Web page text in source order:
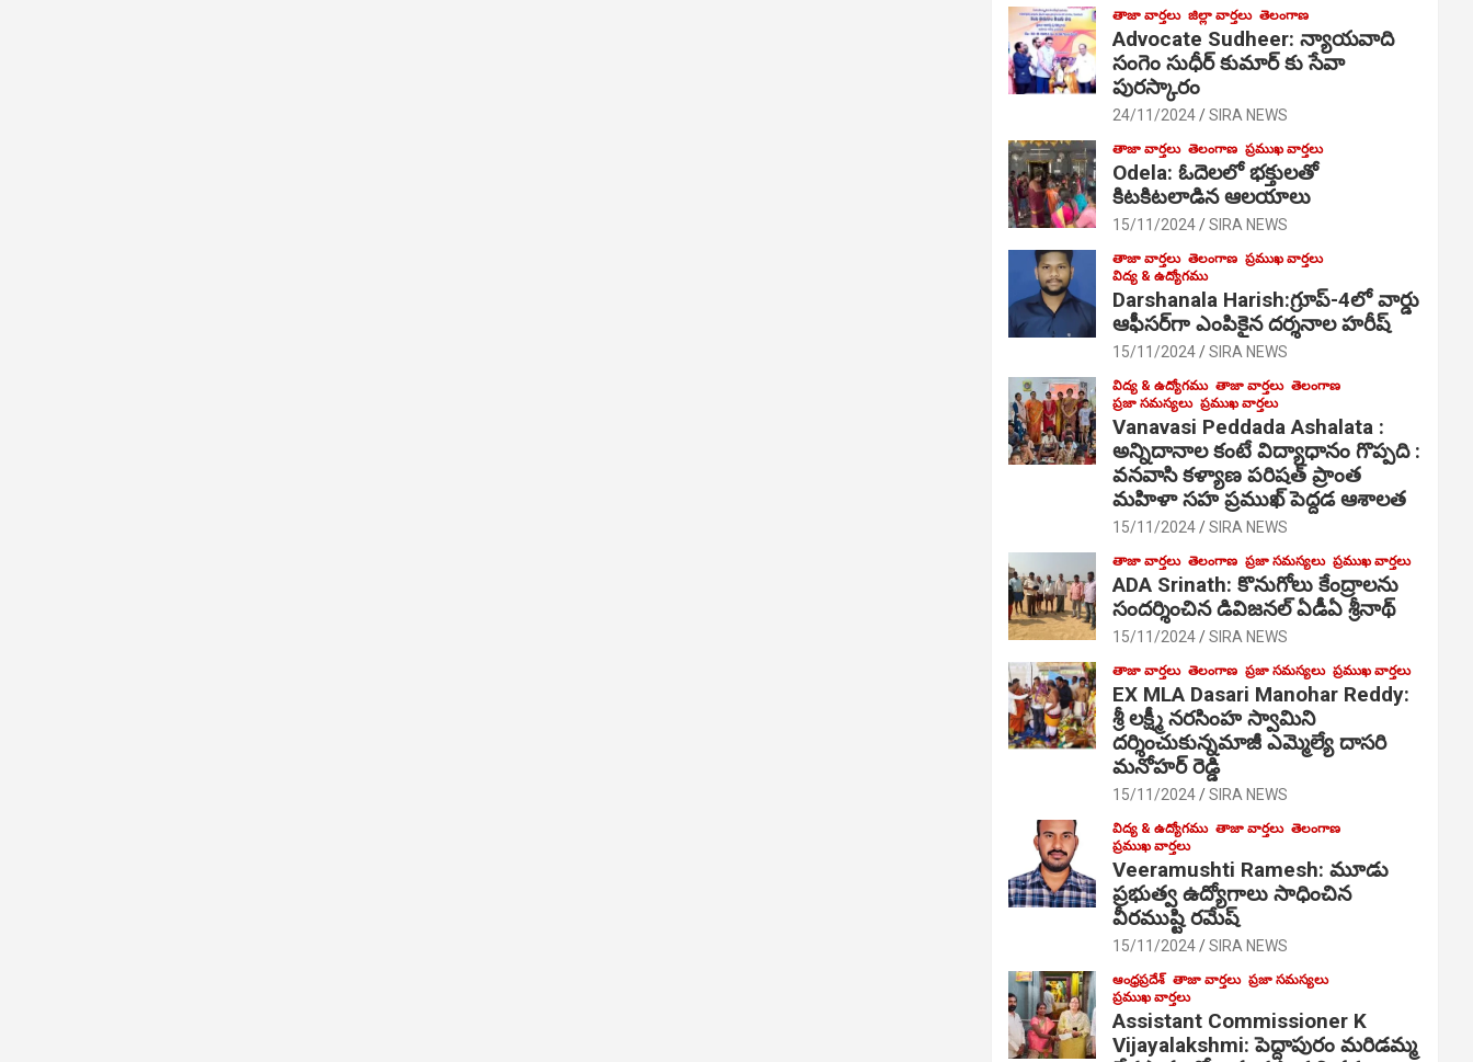
తాజా వార్తలు జిల్లా వార్తలు తెలంగాణ
Advocate Sudheer: న్యాయవాది
సంగెం సుధీర్ కుమార్ కు సేవా
పురస్కారం
24/11/2024 SIRA NEWS
తాజా వార్తలు తెలంగాణ ప్రముఖ వార్తలు
Odela: ఓదెల‌లో భక్తులతో
కిటకిటలాడిన ఆల‌యాలు
15/11/2024 SIRA NEWS
తాజా వార్తలు తెలంగాణ ప్రముఖ వార్తలు
విద్య & ఉద్యోగము
Darshanala Harish:గ్రూప్-4లో వార్డు
ఆఫీసర్‌గా ఎంపికైన దర్శనాల హరీష్
15/11/2024 SIRA NEWS
విద్య & ఉద్యోగము తాజా వార్తలు తెలంగాణ
ప్రజా సమస్యలు ప్రముఖ వార్తలు
Vanavasi Peddada Ashalata :
అన్నిదానాల కంటే విద్యాధానం గొప్పది :
వనవాసి కళ్యాణ పరిషత్ ప్రాంత
మహిళా సహ ప్రముఖ్ పెద్దడ ఆశాలత
15/11/2024 SIRA NEWS
తాజా వార్తలు తెలంగాణ ప్రజా సమస్యలు ప్రముఖ వార్తలు
ADA Srinath: కొనుగోలు కేంద్రాల‌ను
సంద‌ర్శించిన డివిజనల్ ఏడీఏ శ్రీనాథ్
15/11/2024 SIRA NEWS
తాజా వార్తలు తెలంగాణ ప్రజా సమస్యలు ప్రముఖ వార్తలు
EX MLA Dasari Manohar Reddy:
శ్రీ లక్ష్మీ నరసింహ స్వామిని
దర్శించుకున్నమాజీ ఎమ్మెల్యే దాసరి
మనోహర్ రెడ్డి
15/11/2024 SIRA NEWS
విద్య & ఉద్యోగము తాజా వార్తలు తెలంగాణ
ప్రముఖ వార్తలు
Veeramushti Ramesh: మూడు
ప్రభుత్వ ఉద్యోగాలు సాధించిన
వీరముష్టి రమేష్
15/11/2024 SIRA NEWS
ఆంధ్రప్రదేశ్ తాజా వార్తలు ప్రజా సమస్యలు
ప్రముఖ వార్తలు
Assistant Commissioner K
Vijayalakshmi: పెద్దాపురం మరిడమ్మ